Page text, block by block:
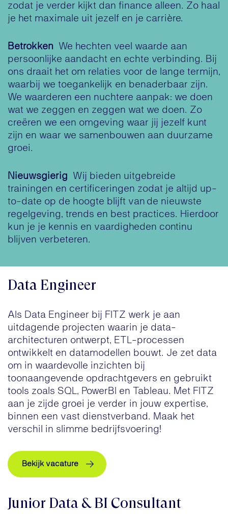
zodat je verder kijkt dan finance alleen. Zo haal
je het maximale uit jezelf en je carrière.​
Betrokken​ We hechten veel waarde aan
persoonlijke aandacht en echte verbinding. Bij
ons draait het om relaties voor de lange termijn,
waarbij we toegankelijk en benaderbaar zijn.
We waarderen een nuchtere aanpak: we doen
wat we zeggen en zeggen wat we doen. Zo
creëren we een omgeving waar jij jezelf kunt
zijn en waar we samenbouwen aan duurzame
groei.​
Nieuwsgierig​ Wij bieden uitgebreide
trainingen en certificeringen zodat je altijd up-
to-date op de hoogte blijft van de nieuwste
regelgeving, trends en best practices. Hierdoor
kun je je kennis en vaardigheden continu
blijven verbeteren.
Data Engineer
Als Data Engineer bij FITZ werk je aan
uitdagende projecten waarin je data-
architecturen ontwerpt, ETL-processen
ontwikkelt en datamodellen bouwt. Je zet data
om in waardevolle inzichten bij
toonaangevende opdrachtgevers en gebruikt
tools zoals SQL, PowerBI en Tableau. Met FITZ
aan je zijde groei je verder in jouw expertise,
binnen een vast dienstverband. Maak het
verschil in slimme bedrijfsvoering!
Bekijk vacature
Junior Data & BI Consultant